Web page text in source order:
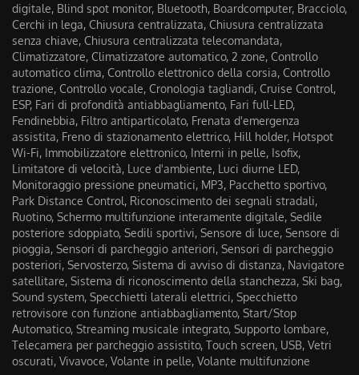
digitale, Blind spot monitor, Bluetooth, Boardcomputer, Bracciolo,
Cerchi in lega, Chiusura centralizzata, Chiusura centralizzata
senza chiave, Chiusura centralizzata telecomandata,
Climatizzatore, Climatizzatore automatico, 2 zone, Controllo
automatico clima, Controllo elettronico della corsia, Controllo
trazione, Controllo vocale, Cronologia tagliandi, Cruise Control,
ESP, Fari di profondità antiabbagliamento, Fari full-LED,
Fendinebbia, Filtro antiparticolato, Frenata d'emergenza
assistita, Freno di stazionamento elettrico, Hill holder, Hotspot
Wi-Fi, Immobilizzatore elettronico, Interni in pelle, Isofix,
Limitatore di velocità, Luce d'ambiente, Luci diurne LED,
Monitoraggio pressione pneumatici, MP3, Pacchetto sportivo,
Park Distance Control, Riconoscimento dei segnali stradali,
Ruotino, Schermo multifunzione interamente digitale, Sedile
posteriore sdoppiato, Sedili sportivi, Sensore di luce, Sensore di
pioggia, Sensori di parcheggio anteriori, Sensori di parcheggio
posteriori, Servosterzo, Sistema di avviso di distanza, Navigatore
satellitare, Sistema di riconoscimento della stanchezza, Ski bag,
Sound system, Specchietti laterali elettrici, Specchietto
retrovisore con funzione antiabbagliamento, Start/Stop
Automatico, Streaming musicale integrato, Supporto lombare,
Telecamera per parcheggio assistito, Touch screen, USB, Vetri
oscurati, Vivavoce, Volante in pelle, Volante multifunzione